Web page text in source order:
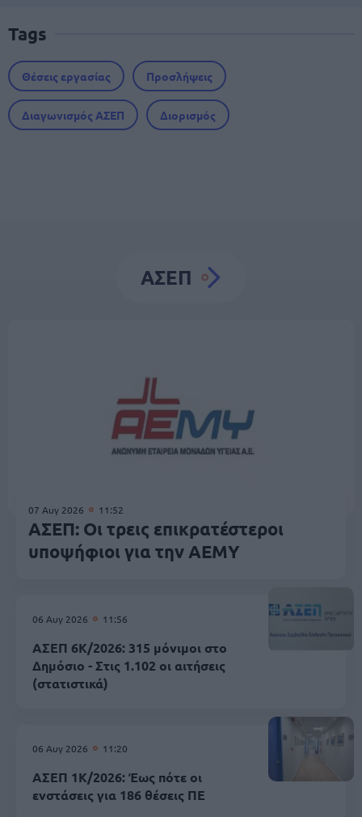
Tags
Θέσεις εργασίας Προσλήψεις
Διαγωνισμός ΑΣΕΠ Διορισμός
ΑΣΕΠ
07 Αυγ 2026 11:52
ΑΣΕΠ: Οι τρεις επικρατέστεροι
υποψήφιοι για την ΑΕΜΥ
06 Αυγ 2026 11:56
ΑΣΕΠ 6Κ/2026: 315 μόνιμοι στο
Δημόσιο - Στις 1.102 οι αιτήσεις
(στατιστικά)
06 Αυγ 2026 11:20
ΑΣΕΠ 1Κ/2026: Έως πότε οι
ενστάσεις για 186 θέσεις ΠΕ